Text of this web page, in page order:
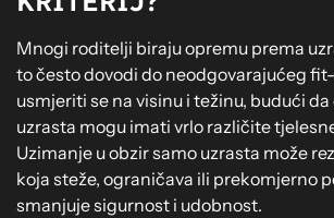
Mnogi roditelji biraju opremu prema
to često dovodi do neodgovarajućeg fit-
usmjeriti se na visinu i težinu, budući
uzrasta mogu imati vrlo različite
Uzimanje u obzir samo uzrasta može
koja steže, ograničava ili prekomjerno
smanjuje sigurnost i udobnost.